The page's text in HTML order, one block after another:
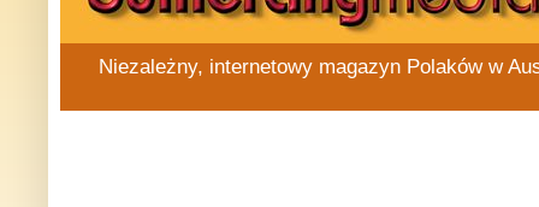
Niezależny, internetowy magazyn Polaków w